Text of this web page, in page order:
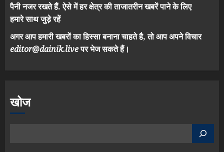
पैनी नजर रखते हैं. ऐसे में हर क्षेत्र की ताजातरीन खबरें पाने के लिए
हमारे साथ जुड़े रहें
अगर आप हमारी खबरों का हिस्सा बनाना चाहते है, तो आप अपने विचार
editor@dainik.liveपर भेज सकते हैं।
खोज